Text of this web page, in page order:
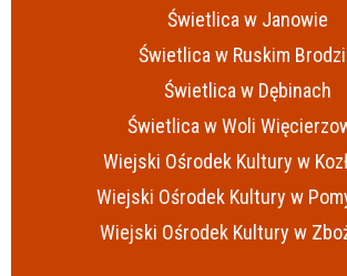
Świetlica w Janowie
Świetlica w Ruskim
Świetlica w Dębinach
Świetlica w Woli
Wiejski Ośrodek Kultury w
Wiejski Ośrodek Kultury w
Wiejski Ośrodek Kultury w